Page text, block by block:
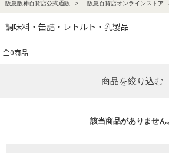
阪急阪神百貨店公式通販 阪急百貨店オンラインストア
商品を絞り込む
調味料・缶詰・レトルト・乳製品
全0商品
該当商品がありません。